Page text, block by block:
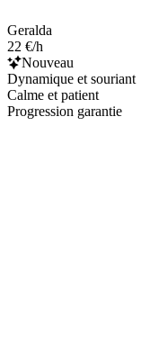
Geralda
22 €/h
Nouveau
Dynamique et souriant
Calme et patient
Progression garantie